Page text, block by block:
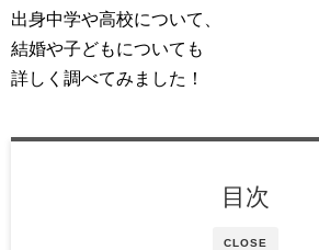
出身中学や高校について、
結婚や子どもについても
詳しく調べてみました！
CLOSE
目次